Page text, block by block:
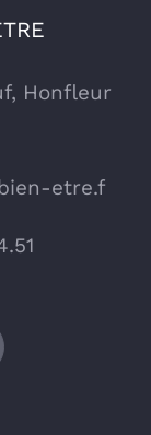
Honfleur
etre.f